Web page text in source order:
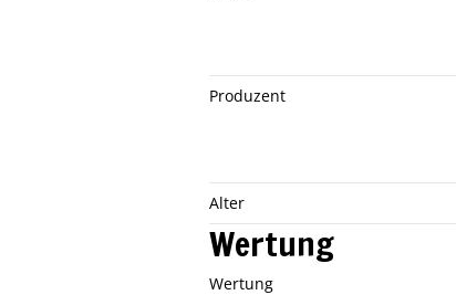
Produzent
Alter
Wertung
Wertung